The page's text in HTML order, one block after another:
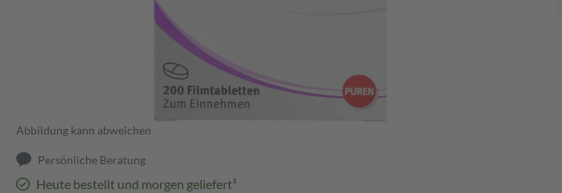
Abbildung kann abweichen
Persönliche Beratung
Heute bestellt und morgen geliefert³